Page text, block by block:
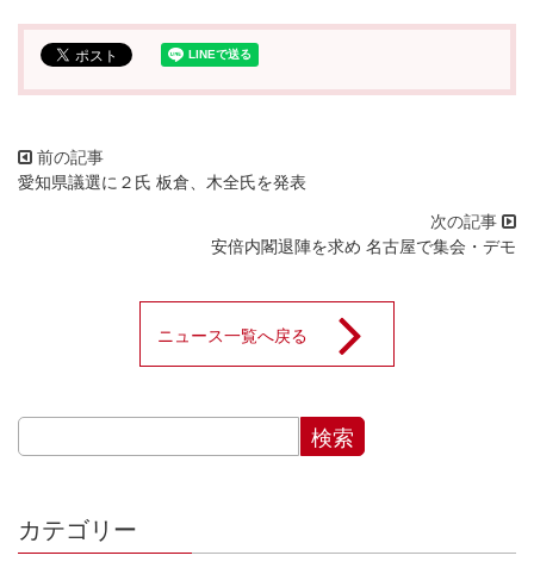
愛知県議選に２氏 板倉、木全氏を発表
安倍内閣退陣を求め 名古屋で集会・デモ
ニュース一覧へ戻る
カテゴリー